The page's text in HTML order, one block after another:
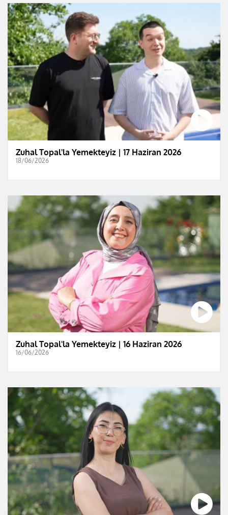
Zuhal Topal'la Yemekteyiz | 17 Haziran 2026
18/06/2026
Zuhal Topal'la Yemekteyiz | 16 Haziran 2026
16/06/2026